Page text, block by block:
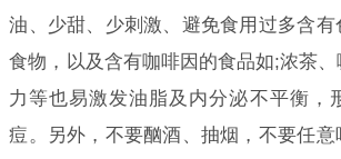
油、少甜、少刺激、避免食用过多含
食物，以及含有咖啡因的食品如;浓茶
力等也易激发油脂及内分泌不平衡，
痘。另外，不要酗酒、抽烟，不要任意